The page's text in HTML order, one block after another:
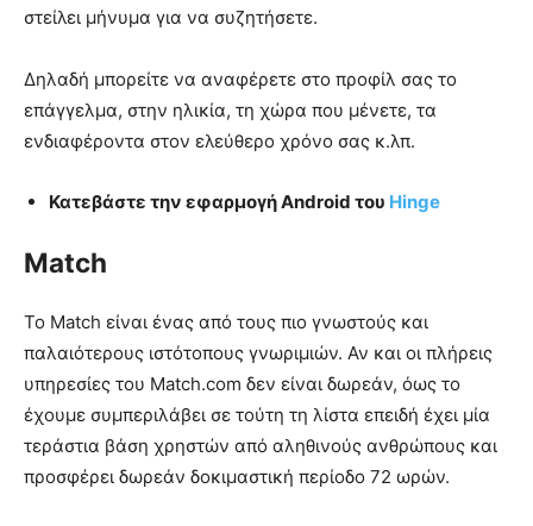
στείλει μήνυμα για να συζητήσετε.
Δηλαδή μπορείτε να αναφέρετε στο προφίλ σας το
επάγγελμα, στην ηλικία, τη χώρα που μένετε, τα
ενδιαφέροντα στον ελεύθερο χρόνο σας κ.λπ.
Κατεβάστε την εφαρμογή Android του Hinge
Match
Το Match είναι ένας από τους πιο γνωστούς και
παλαιότερους ιστότοπους γνωριμιών. Αν και οι πλήρεις
υπηρεσίες του Match.com δεν είναι δωρεάν, όως το
έχουμε συμπεριλάβει σε τούτη τη λίστα επειδή έχει μία
τεράστια βάση χρηστών από αληθινούς ανθρώπους και
προσφέρει δωρεάν δοκιμαστική περίοδο 72 ωρών.